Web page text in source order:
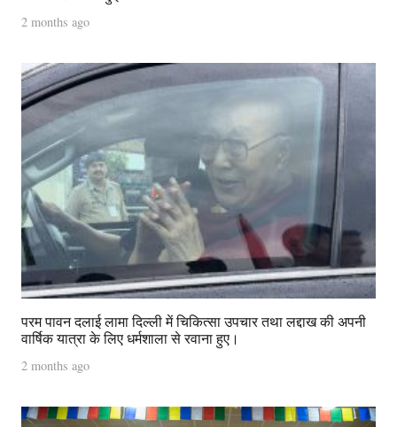
2 months ago
परम पावन दलाई लामा दिल्ली में चिकित्सा उपचार तथा लद्दाख की अपनी
वार्षिक यात्रा के लिए धर्मशाला से रवाना हुए।
2 months ago